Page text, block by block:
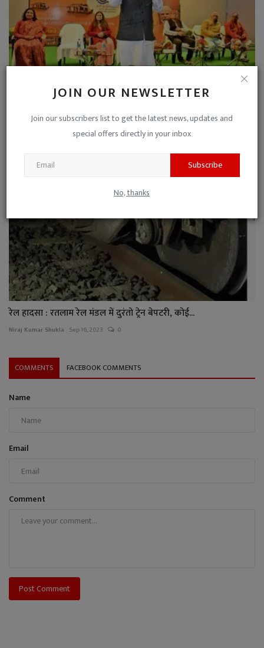
JOIN OUR NEWSLETTER
Join our subscribers list to get the latest news, updates and
special offers directly in your inbox
Subscribe
No, thanks
रेल मंत्री की बड़ी घोषणा : काशी तमिल संगमम एक्सप्रेस ट्...
Dec 11, 2022 0
रेल हादसा : रतलाम रेल मंडल में दुरंतो ट्रेन बेपटरी, कोई...
Niraj Kumar Shukla Sep 16, 2023 0
COMMENTS FACEBOOK COMMENTS
Name
Email
Comment
Post Comment